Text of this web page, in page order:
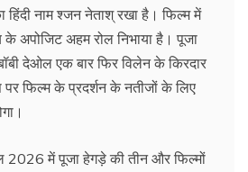
नाम श्जन नेताश् रखा है। फिल्म में
अपोजिट अहम रोल निभाया है। पूजा
देओल एक बार फिर विलेन के किरदार
फिल्‍म के प्रदर्शन के नतीजों के लिए
2026 में पूजा हेगड़े की तीन और फिल्‍मों